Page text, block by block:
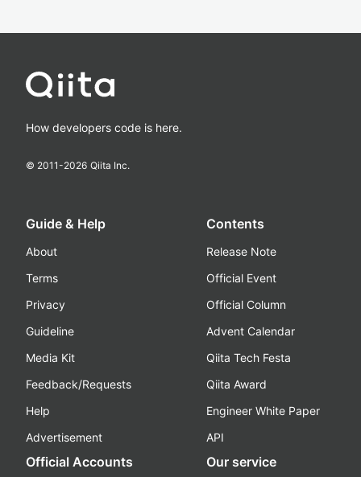
How developers code is here.
© 2011-2026 Qiita Inc.
Guide & Help
About
Terms
Privacy
Guideline
Media Kit
Feedback/Requests
Help
Advertisement
Contents
Release Note
Official Event
Official Column
Advent Calendar
Qiita Tech Festa
Qiita Award
Engineer White Paper
API
Official Accounts Our service